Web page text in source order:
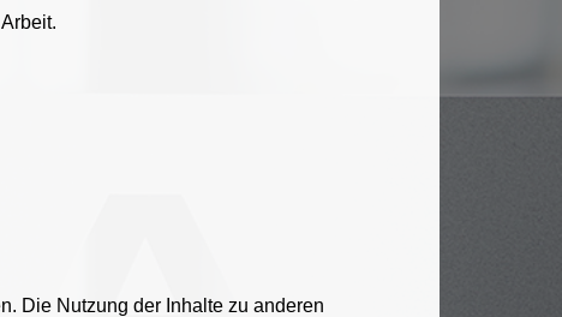
Die Nutzung der Inhalte zu anderen